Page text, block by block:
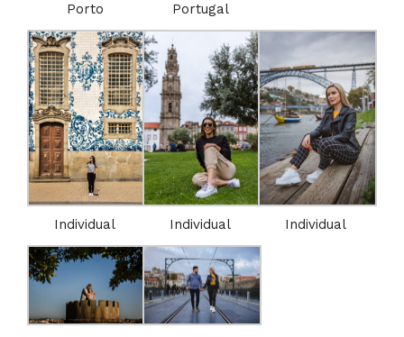
Porto
Portugal
Individual Individual Individual